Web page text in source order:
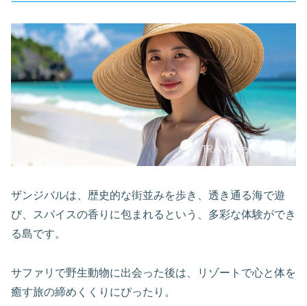
ザンジバルは、歴史的な街並みを歩き、透き通る海で遊
び、スパイスの香りに包まれるという、多彩な体験ができ
る島です。
サファリで野生動物に出会った後は、リゾートで心と体を
癒す旅の締めくくりにぴったり。